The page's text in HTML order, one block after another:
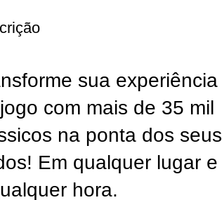
sua experiência
com mais de 35 mil
na ponta dos seus
Em qualquer lugar e
hora.